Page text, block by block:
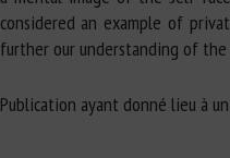
considered an example of
further our understanding of the
Publication ayant donné lieu à